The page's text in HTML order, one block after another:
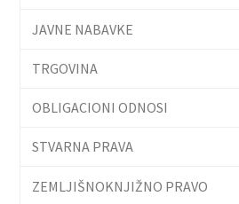
JAVNE NABAVKE
TRGOVINA
OBLIGACIONI ODNOSI
STVARNA PRAVA
ZEMLJIŠNOKNJIŽNO PRAVO